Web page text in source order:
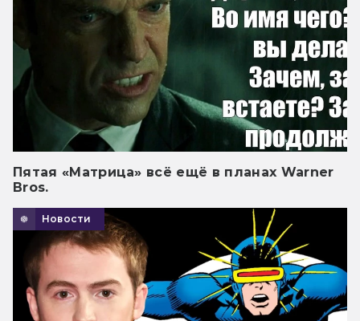
Пятая «Матрица» всё ещё в планах Warner
Bros.
Новости